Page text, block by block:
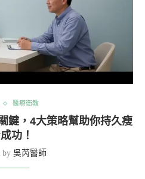
醫療衛教
鍵，4大策略幫助你持久瘦
功！
by 吳芮醫師